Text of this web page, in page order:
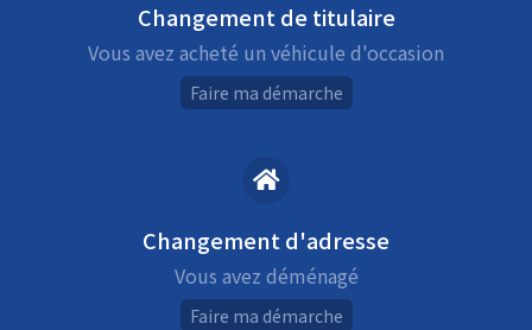
Changement de titulaire
Vous avez acheté un véhicule d'occasion
Faire ma démarche
Changement d'adresse
Vous avez déménagé
Faire ma démarche